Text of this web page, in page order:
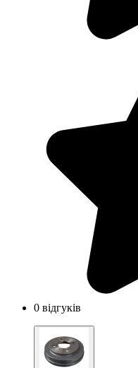
0 відгуків